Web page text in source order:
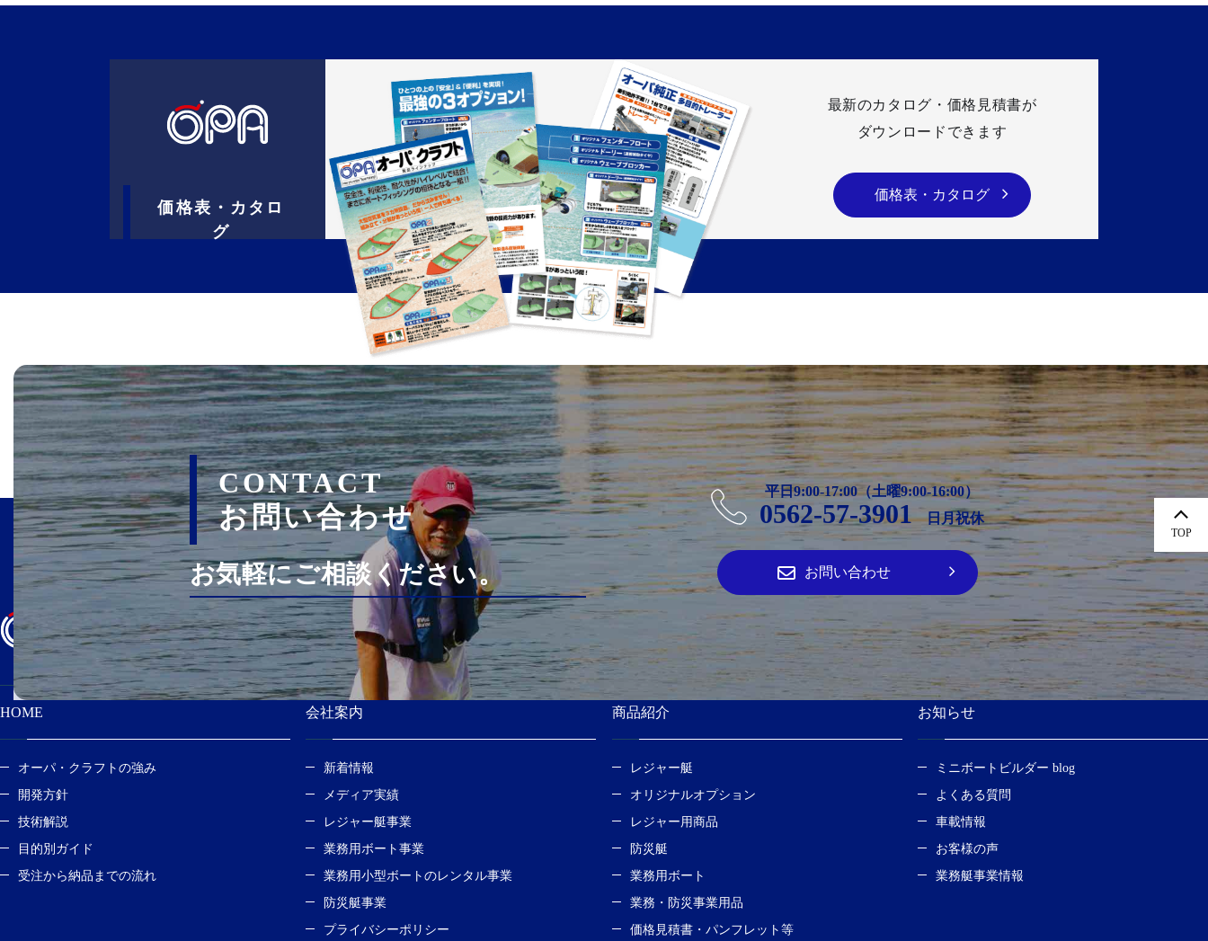
価格表・カタロ
グ
最新のカタログ・価格見積書が
ダウンロードできます
価格表・カタログ
CONTACT
お問い合わせ
お気軽にご相談ください。
平日9:00-17:00（土曜9:00-16:00）
0562-57-3901日月祝休
お問い合わせ
オーパ・クラフト
〒474-0023 愛知県大府市大東町2丁目100番地
HOME
オーパ・クラフトの強み
開発方針
技術解説
目的別ガイド
受注から納品までの流れ
会社案内
新着情報
メディア実績
レジャー艇事業
業務用ボート事業
業務用小型ボートのレンタル事業
防災艇事業
プライバシーポリシー
商品紹介
レジャー艇
オリジナルオプション
レジャー用商品
防災艇
業務用ボート
業務・防災事業用品
価格見積書・パンフレット等
お知らせ
ミニボートビルダー blog
よくある質問
車載情報
お客様の声
業務艇事業情報